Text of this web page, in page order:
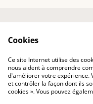
Entre em
Privacidade
Cookies
Ce site Internet utilise des
nous aident à comprendre
d'améliorer votre expérience.
et contrôler la façon dont ils
cookies ». Vous pouvez